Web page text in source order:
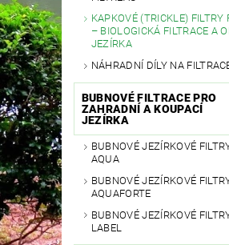
KAPKOVÉ (TRICKLE) FILTRY
– BIOLOGICKÁ FILTRACE A
JEZÍRKA
NÁHRADNÍ DÍLY NA
BUBNOVÉ FILTRACE PRO
ZAHRADNÍ A KOUPACÍ
JEZÍRKA
BUBNOVÉ JEZÍRKOVÉ
AQUA
BUBNOVÉ JEZÍRKOVÉ
AQUAFORTE
BUBNOVÉ JEZÍRKOVÉ
LABEL